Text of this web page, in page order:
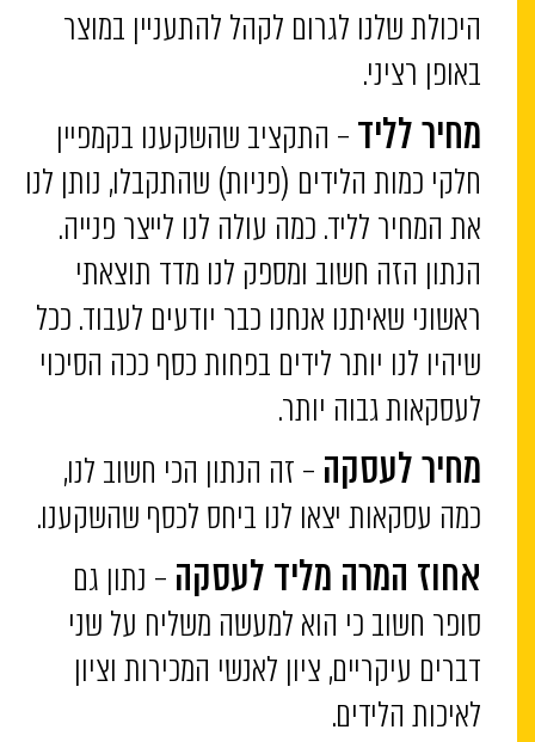
היכולת שלנו לגרום לקהל להתעניין במוצר
באופן רציני.
מחיר לליד – התקציב שהשקענו בקמפיין
חלקי כמות הלידים (פניות) שהתקבלו, נותן לנו
את המחיר לליד. כמה עולה לנו לייצר פנייה.
הנתון הזה חשוב ומספק לנו מדד תוצאתי
ראשוני שאיתנו אנחנו כבר יודעים לעבוד. ככל
שיהיו לנו יותר לידים בפחות כסף ככה הסיכוי
לעסקאות גבוה יותר.
מחיר לעסקה – זה הנתון הכי חשוב לנו,
כמה עסקאות יצאו לנו ביחס לכסף שהשקענו.
אחוז המרה מליד לעסקה – נתון גם
סופר חשוב כי הוא למעשה משליח על שני
דברים עיקריים, ציון לאנשי המכירות וציון
לאיכות הלידים.